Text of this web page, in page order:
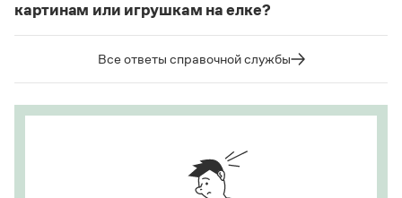
картинам или игрушкам на елке?
Нашответ2014 года по-прежнему актуален.
Авторы пособий, о которых Вы говорите, почему-
развесить(от него образована форма
местах (несколько, много предметов)». Ср.:
Я знаю, что на стенах своей квартиры вы
Все ответы справочной службы